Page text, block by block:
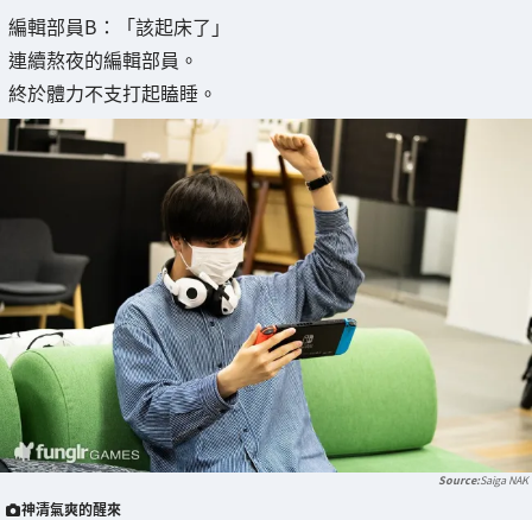
編輯部員B：「該起床了」
連續熬夜的編輯部員。
終於體力不支打起瞌睡。
Saiga NAK
神清氣爽的醒來